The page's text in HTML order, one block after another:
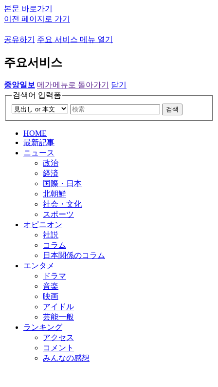
본문 바로가기
이전 페이지로 가기
공유하기 주요 서비스 메뉴 열기
주요서비스
중앙일보 메가메뉴로 돌아가기
닫기
검색어 입력폼
검색
HOME
最新記事
ニュース
政治
経済
国際・日本
北朝鮮
社会・文化
スポーツ
オピニオン
社説
コラム
日本関係のコラム
エンタメ
ドラマ
音楽
映画
アイドル
芸能一般
ランキング
アクセス
コメント
みんなの感想